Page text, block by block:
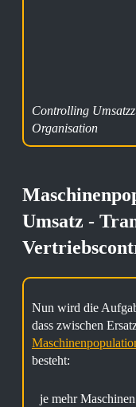
Controlling
Organisation
Umsatz -
Nun wird die
dass zwischen
besteht:
je mehr